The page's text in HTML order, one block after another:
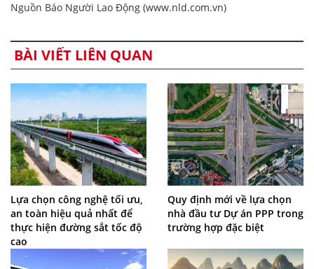
Nguồn Báo Người Lao Động (www.nld.com.vn)
BÀI VIẾT LIÊN QUAN
Lựa chọn công nghệ tối ưu,
an toàn hiệu quả nhất để
thực hiện đường sắt tốc độ
cao
Quy định mới về lựa chọn
nhà đầu tư Dự án PPP trong
trường hợp đặc biệt